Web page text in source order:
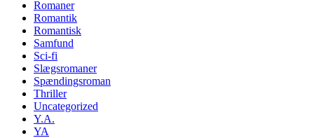
Romaner
Romantik
Romantisk
Samfund
Sci-fi
Slægsromaner
Spændingsroman
Thriller
Uncategorized
Y.A.
YA